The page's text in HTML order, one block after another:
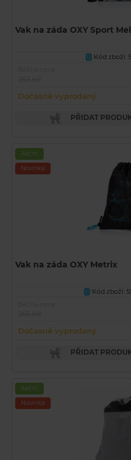
Vak na záda OXY Sport
U Kód zboží:
Dočasně vyprodaný
PŘIDAT
Akční
Novinka
Vak na záda OXY Metrix
U Kód zboží:
Dočasně vyprodaný
PŘIDAT
Akční
Novinka